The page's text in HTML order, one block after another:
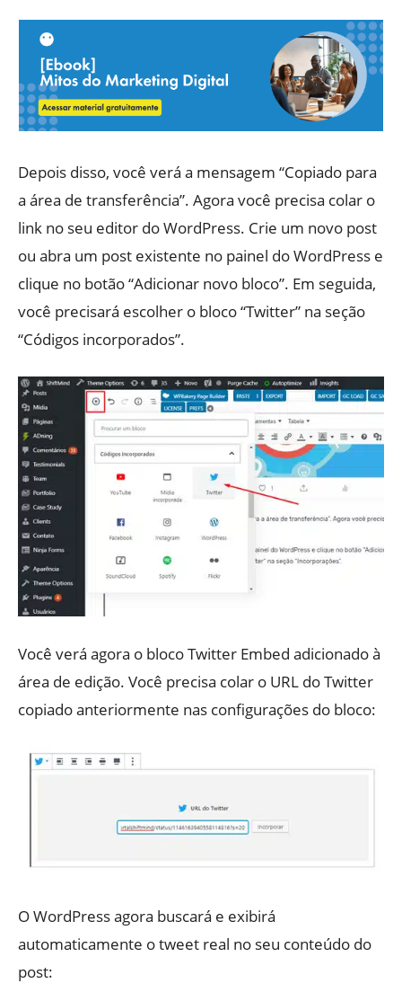
Depois disso, você verá a mensagem “Copiado para
a área de transferência”. Agora você precisa colar o
link no seu editor do WordPress. Crie um novo post
ou abra um post existente no painel do WordPress e
clique no botão “Adicionar novo bloco”. Em seguida,
você precisará escolher o bloco “Twitter” na seção
“Códigos incorporados”.
Você verá agora o bloco Twitter Embed adicionado à
área de edição. Você precisa colar o URL do Twitter
copiado anteriormente nas configurações do bloco:
O WordPress agora buscará e exibirá
automaticamente o tweet real no seu conteúdo do
post: